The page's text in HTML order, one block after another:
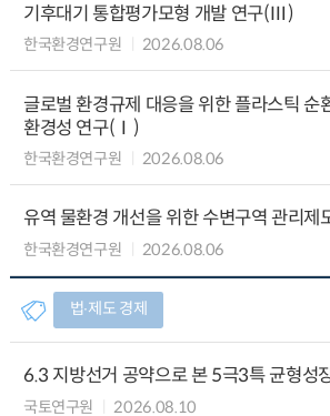
기후대기 통합평가모형 개발 연구(Ⅲ)
한국환경연구원 2026.08.06
글로벌 환경규제 대응을 위한 플라스틱 순
환경성 연구(Ⅰ)
한국환경연구원 2026.08.06
유역 물환경 개선을 위한 수변구역 관리
한국환경연구원 2026.08.06
법∙제도 경제
6.3 지방선거 공약으로 본 5극3특 균형성
국토연구원 2026.08.10